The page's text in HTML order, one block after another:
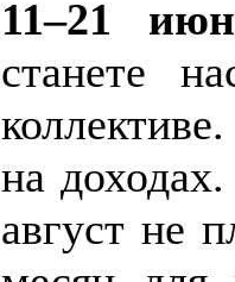
11–21
станете
на
август не